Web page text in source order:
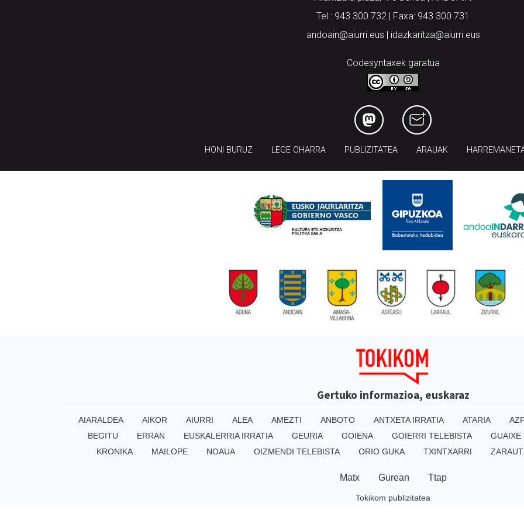
Tel.: 943 300 732 | Faxa: 943 300 731
andoain@aiurri.eus | idazkaritza@aiurri.eus
Codesyntaxek garatua
HONI BURUZ LEGE OHARRA PUBLIZITATEA ARAUAK
Gertuko informazioa, euskaraz
AIARALDEA AIKOR AIURRI ALEA AMEZTI ANBOTO ANTXETA IRRATIA ATARIA
BEGITU
ERRAN EUSKALERRIA IRRATIA GEURIA GOIENA GOIERRI TELEBISTA GUAIXE
KRONIKA
MAILOPE NOAUA OIZMENDI TELEBISTA ORIO GUKA TXINTXARRI
Matx Gurean Ttap
Tokikom publizitatea